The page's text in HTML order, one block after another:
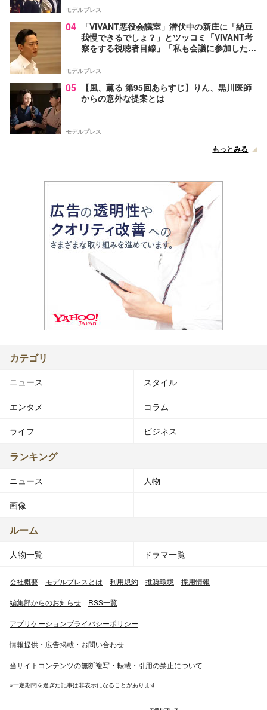
モデルプレス
04
「VIVANT悪役会議室」潜伏中の新庄に「納豆
我慢できるでしょ？」とツッコミ「VIVANT考
察をする視聴者目線」「私も会議に参加した
モデルプレス
05
【風、薫る 第95回あらすじ】りん、黒川医師
からの意外な提案とは
モデルプレス
もっとみる
カテゴリ
ニュース スタイル
エンタメ コラム
ライフ ビジネス
ランキング
ニュース 人物
画像
ルーム
人物一覧 ドラマ一覧
会社概要 モデルプレスとは 利用規約 推奨環境 採用情報
編集部からのお知らせ RSS一覧
アプリケーションプライバシーポリシー
情報提供・広告掲載・お問い合わせ
当サイトコンテンツの無断複写・転載・引用の禁止について
※一定期間を過ぎた記事は非表示になることがあります